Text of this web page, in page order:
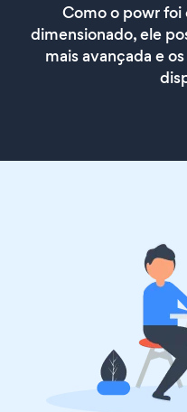
Como o powr foi
dimensionado, ele
mais avançada e